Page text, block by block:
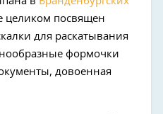
целиком посвящен
для раскатывания
формочки
довоенная